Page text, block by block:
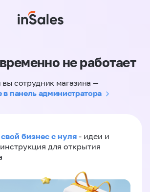
не работает
вы сотрудник магазина —
в панель администратора
бизнес с нуля - идеи и
для открытия